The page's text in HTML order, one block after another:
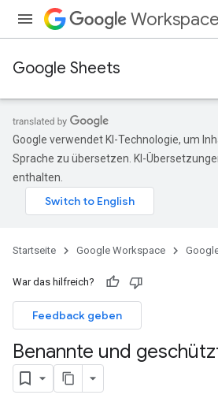
Workspace
Google Sheets
Google verwendet KI-Technologie, um
Sprache zu übersetzen. KI-
enthalten.
Startseite Google Workspace
War das hilfreich?
Feedback geben
Benannte und